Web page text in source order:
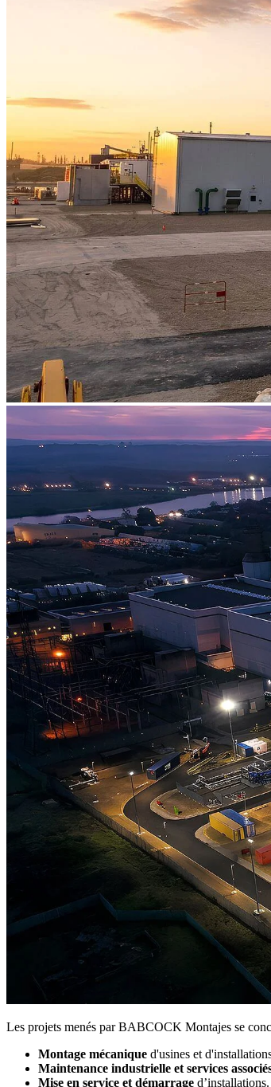
Les projets menés par BABCOCK Montajes se
Montage mécanique d'usines et
Maintenance industrielle et services
Mise en service et démarrage d’installations.